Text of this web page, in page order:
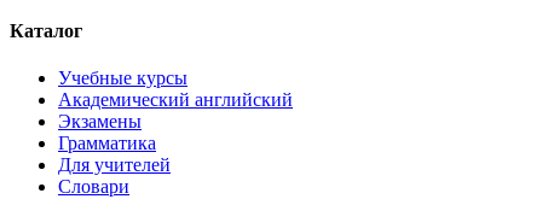
Каталог
Учебные курсы
Академический английский
Экзамены
Грамматика
Для учителей
Словари